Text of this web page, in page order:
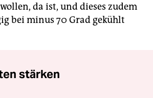
da ist, und dieses zudem
bei minus 70 Grad gekühlt
stärken